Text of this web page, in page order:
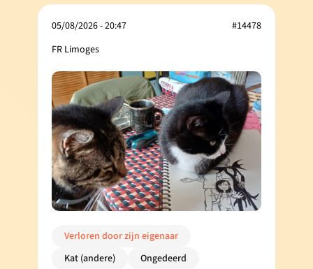
05/08/2026 - 20:47
FR Limoges
#14478
Verloren door zijn eigenaar
Kat (andere)
Ongedeerd